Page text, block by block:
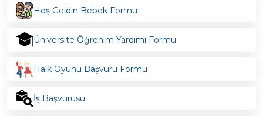
Hoş Geldin Bebek Formu
Üniversite Öğrenim Yardımı Formu
Halk Oyunu Başvuru Formu
İş Başvurusu